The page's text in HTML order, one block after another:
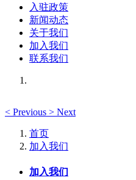
入驻政策
新闻动态
关于我们
加入我们
联系我们
< Previous > Next
首页
加入我们
加入我们